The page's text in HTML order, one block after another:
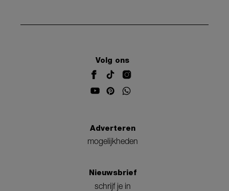
Volg ons
Adverteren
mogelijkheden
Nieuwsbrief
schrijf je in